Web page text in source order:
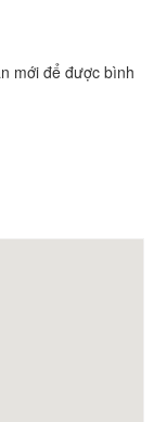
mới để được bình